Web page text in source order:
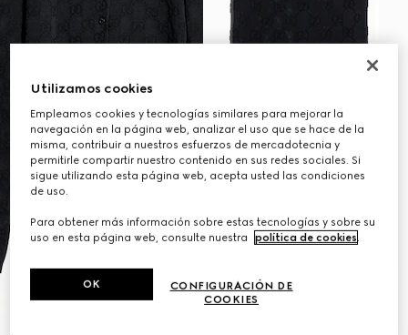
Utilizamos cookies
Empleamos cookies y tecnologías similares para mejorar la
navegación en la página web, analizar el uso que se hace de la
misma, contribuir a nuestros esfuerzos de mercadotecnia y
permitirle compartir nuestro contenido en sus redes sociales. Si
sigue utilizando esta página web, acepta usted las condiciones
de uso.
Para obtener más información sobre estas tecnologías y sobre su
uso en esta página web, consulte nuestra
política de cookies.
CONFIGURACIÓN DE
COOKIES
OK